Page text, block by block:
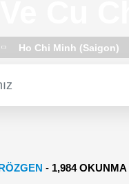
Ho Chi Minh (Saigon)
- 1,984 OKUNMA